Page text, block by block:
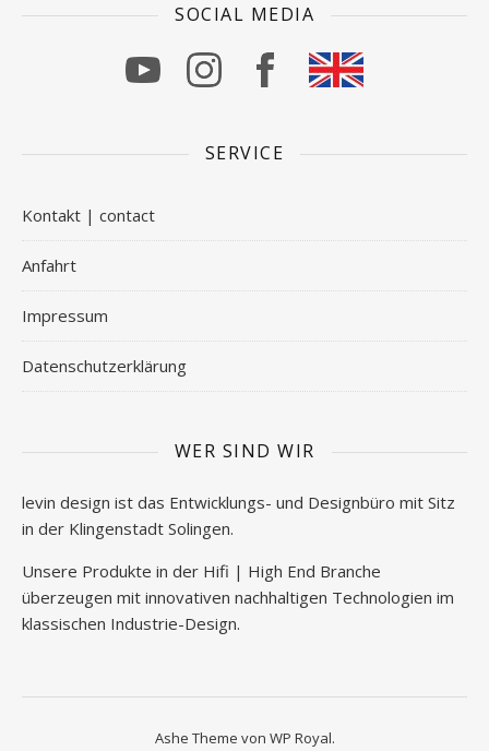
SOCIAL MEDIA
SERVICE
Kontakt | contact
Anfahrt
Impressum
Datenschutzerklärung
WER SIND WIR
levin design ist das Entwicklungs- und Designbüro mit Sitz
in der Klingenstadt Solingen.
Unsere Produkte in der Hifi | High End Branche
überzeugen mit innovativen nachhaltigen Technologien im
klassischen Industrie-Design.
Ashe Theme von WP Royal.